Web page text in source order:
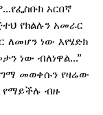
አርበኛ
የክልሉን አመራር
ለመሆን ነው እየሄድክ
ነው ብለነዋል…”
መወቀሱን የዛሬው
የማይችሉ ብዙ